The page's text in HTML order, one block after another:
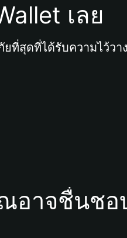
เลย
ที่สุดที่ได้รับความไว้ว
อาจชื่นชอ